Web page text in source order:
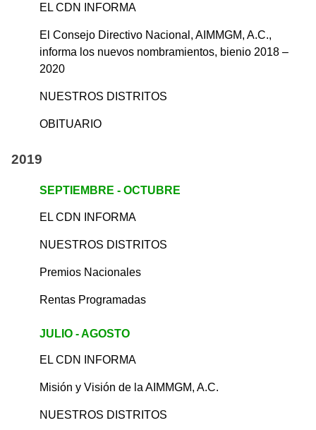
EL CDN INFORMA
El Consejo Directivo Nacional, AIMMGM, A.C.,
informa los nuevos nombramientos, bienio 2018 –
2020
NUESTROS DISTRITOS
OBITUARIO
2019
SEPTIEMBRE - OCTUBRE
EL CDN INFORMA
NUESTROS DISTRITOS
Premios Nacionales
Rentas Programadas
JULIO - AGOSTO
EL CDN INFORMA
Misión y Visión de la AIMMGM, A.C.
NUESTROS DISTRITOS